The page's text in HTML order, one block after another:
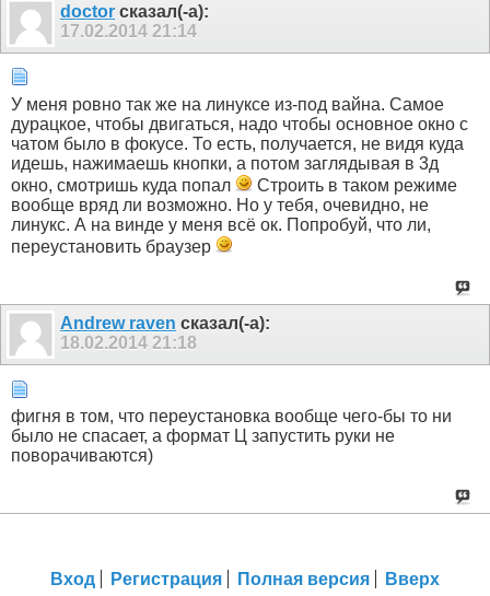
doctor сказал(-а):
17.02.2014 21:14
У меня ровно так же на линуксе из-под вайна. Самое
дурацкое, чтобы двигаться, надо чтобы основное окно с
чатом было в фокусе. То есть, получается, не видя куда
идешь, нажимаешь кнопки, а потом заглядывая в 3д
окно, смотришь куда попал
Строить в таком режиме
вообще вряд ли возможно. Но у тебя, очевидно, не
линукс. А на винде у меня всё ок. Попробуй, что ли,
переустановить браузер
Andrew raven сказал(-а):
18.02.2014 21:18
фигня в том, что переустановка вообще чего-бы то ни
было не спасает, а формат Ц запустить руки не
поворачиваются)
Вход Регистрация Полная версия Вверх